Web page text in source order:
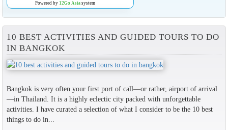
Powered by 12Go Asiasystem
10 BEST ACTIVITIES AND GUIDED TOURS TO DO
IN BANGKOK
Bangkok is very often your first port of call—or rather, airport of arrival
—in Thailand. It is a highly eclectic city packed with unforgettable
activities. I have curated a selection of what I consider to be the 10 best
things to do in...